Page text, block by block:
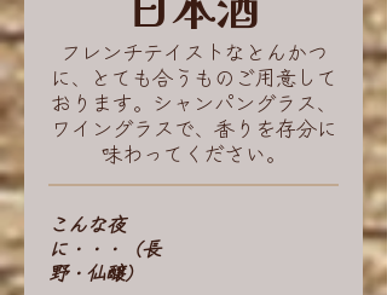
フレンチテイストなとんかつ
に、とても合うものご用意して
おります。シャンパングラス、
ワイングラスで、香りを存分に
味わってください。
こんな夜
に・・・（長
野・仙醸）